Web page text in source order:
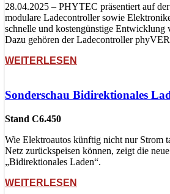
28.04.2025 – PHYTEC präsentiert auf
modulare Ladecontroller sowie
schnelle und kostengünstige Entwicklung
Dazu gehören der Ladecontroller
WEITERLESEN
Sonderschau Bidirektionales
Stand C6.450
Wie Elektroautos künftig nicht nur Strom
Netz zurückspeisen können, zeigt die
„Bidirektionales Laden“.
WEITERLESEN